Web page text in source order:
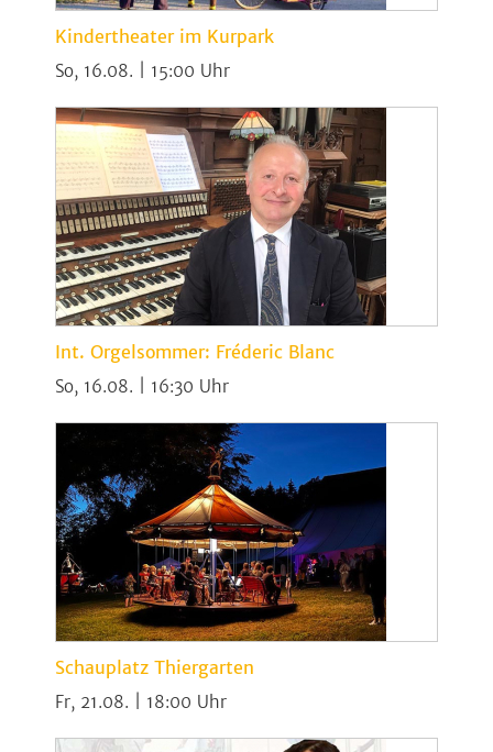
Kindertheater im Kurpark
So, 16.08. | 15:00
Int. Orgelsommer: Fréderic Blanc
So, 16.08. | 16:30
Schauplatz Thiergarten
Fr, 21.08. | 18:00